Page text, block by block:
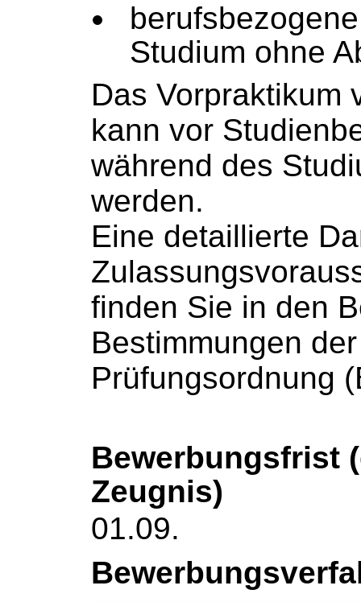
Studium ohne
Das Vorpraktikum
kann vor
während des
werden.
Eine detaillierte
finden Sie in den
Bestimmungen der
Prüfungsordnung
Bewerbungsfrist
Zeugnis)
01.09.